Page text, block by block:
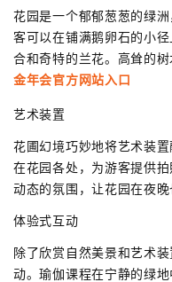
花园是一个郁郁葱葱的绿
客可以在铺满鹅卵石的小
合和奇特的兰花。高耸的
金年会官方网站入口
艺术装置
花圃幻境巧妙地将艺术装
在花园各处，为游客提供
动态的氛围，让花园在夜晚
体验式互动
除了欣赏自然美景和艺术
动。瑜伽课程在宁静的绿